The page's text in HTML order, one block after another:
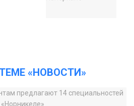
«НОВОСТИ»